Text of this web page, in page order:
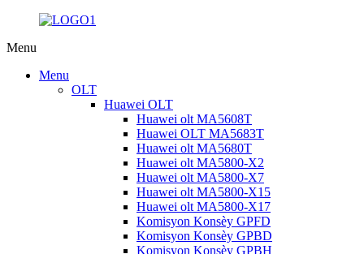
Menu
Menu
OLT
Huawei OLT
Huawei olt MA5608T
Huawei OLT MA5683T
Huawei olt MA5680T
Huawei olt MA5800-X2
Huawei olt MA5800-X7
Huawei olt MA5800-X15
Huawei olt MA5800-X17
Komisyon Konsèy GPFD
Komisyon Konsèy GPBD
Komisyon Konsèy GPBH